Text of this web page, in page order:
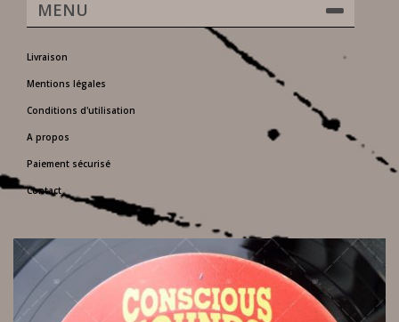
MENU
Livraison
Mentions légales
Conditions d'utilisation
A propos
Paiement sécurisé
Contact